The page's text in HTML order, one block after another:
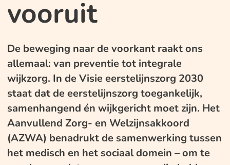
vooruit
De beweging naar de voorkant raakt ons
allemaal: van preventie tot integrale
wijkzorg. In de Visie eerstelijnszorg 2030
staat dat de eerstelijnszorg toegankelijk,
samenhangend én wijkgericht moet zijn. Het
Aanvullend Zorg- en Welzijnsakkoord
(AZWA) benadrukt de samenwerking tussen
het medisch en het sociaal domein – om te